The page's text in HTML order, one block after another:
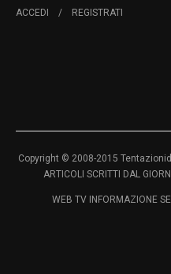
ACCEDI
REGISTRATI
Copyright © 2008-2015
ARTICOLI SCRITTI DAL
WEB TV INFORMAZIONE